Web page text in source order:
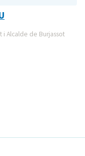
i Alcalde de Burjassot